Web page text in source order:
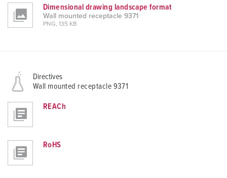
Dimensional drawing landscape format
Wall mounted receptacle 9371
PNG, 135 KB
Directives
Wall mounted receptacle 9371
REACh
RoHS